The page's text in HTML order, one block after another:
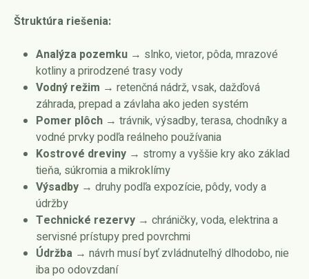
Štruktúra riešenia:
Analýza pozemku → slnko, vietor, pôda, mrazové
kotliny a prirodzené trasy vody
Vodný režim → retenčná nádrž, vsak, dažďová
záhrada, prepad a závlaha ako jeden systém
Pomer plôch → trávnik, výsadby, terasa, chodníky a
vodné prvky podľa reálneho používania
Kostrové dreviny → stromy a vyššie kry ako základ
tieňa, súkromia a mikroklímy
Výsadby → druhy podľa expozície, pôdy, vody a
údržby
Technické rezervy → chráničky, voda, elektrina a
servisné prístupy pred povrchmi
Údržba → návrh musí byť zvládnuteľný dlhodobo, nie
iba po odovzdaní